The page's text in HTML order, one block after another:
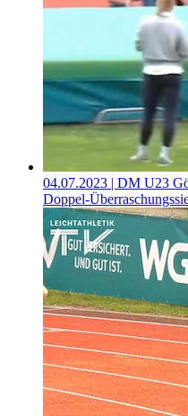
04.07.2023 | DM U23
Doppel-